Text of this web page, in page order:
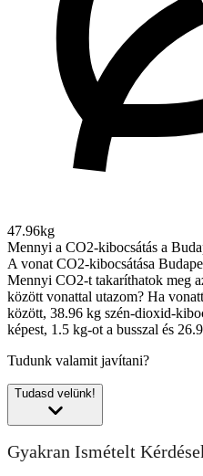
47.96kg
Mennyi a CO2-kibocsátás a
A vonat CO2-kibocsátása
Mennyi CO2-t takaríthatok meg
között vonattal utazom? Ha
között, 38.96 kg szén-dioxid-
képest, 1.5 kg-ot a busszal és
Tudunk valamit javítani?
Tudasd velünk!
Gyakran Ismételt